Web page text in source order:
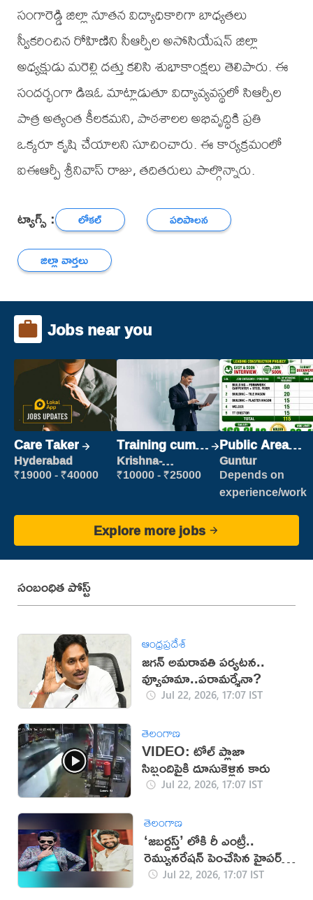
సంగారెడ్డి జిల్లా నూతన విద్యాధికారిగా బాధ్యతలు
స్వీకరించిన రోహిణిని సీఆర్పీల అసోసియేషన్ జిల్లా
అధ్యక్షుడు మరెల్లి దత్తు కలిసి శుభాకాంక్షలు తెలిపారు. ఈ
సందర్భంగా డిఇఓ మాట్లాడుతూ విద్యావ్యవస్థలో సిఆర్పీల
పాత్ర అత్యంత కీలకమని, పాఠశాలల అభివృద్ధికి ప్రతి
ఒక్కరూ కృషి చేయాలని సూచించారు. ఈ కార్యక్రమంలో
ఐఈఆర్పీ శ్రీనివాస్ రాజు, తదితరులు పాల్గొన్నారు.
ట్యాగ్స్ : లోకల్
పరిపాలన
జిల్లా వార్తలు
Jobs near you
Care Taker
Hyderabad
₹19000 - ₹40000
Training cum
Placement
Krishna-
vijayawada
₹10000 - ₹25000
Public Area
Cleaner
Guntur
Depends on
experience/work
Explore more jobs
సంబంధిత పోస్ట్
ఆంధ్రప్రదేశ్
జగన్ అమరావతి పర్యటన..
వ్యూహమా..పరామర్శేనా?
Jul 22, 2026, 17:07 IST
తెలంగాణ
VIDEO: టోల్ ప్లాజా
సిబ్బందిపైకి దూసుకెళ్లిన కారు
Jul 22, 2026, 17:07 IST
తెలంగాణ
‘జబర్దస్త్’ లోకి రీ ఎంట్రీ..
రెమ్యునరేషన్ పెంచేసిన హైపర్
ఆది!Jul 22, 2026, 17:07 IST